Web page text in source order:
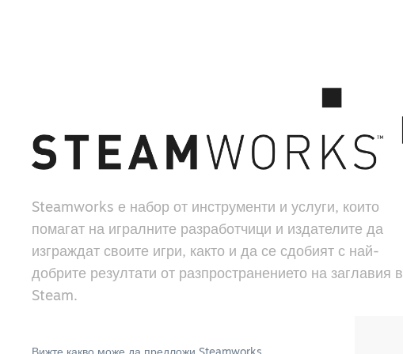
Steamworks е набор от инструменти и услуги, които
помагат на игралните разработчици и издателите да
изграждат своите игри, както и да се сдобият с най-
добрите резултати от разпространението на заглавия в
Steam.
Вижте какво може да предложи Steamworks